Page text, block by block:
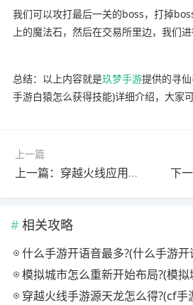
我们可以攻打最后一关的boss，打掉
上的魔法石，然后在交易所里边，我们
总结：以上内容就是玖梦手游提供的寻
手游白猿怎么获得技能)详细介绍，大家
上一篇
上一篇：穿越火线应用商店怎么下载?(穿越火线应用商店怎么下载不了)
相关攻略
什么手游开语音最多?(什么手游开语
模拟城市怎么重新开始布局?(模拟城市怎么
穿越火线手游源天龙怎么得?(cf手游源天